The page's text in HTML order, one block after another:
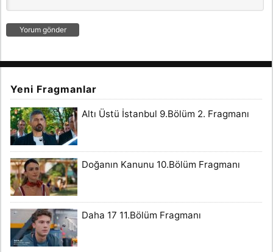
Yeni Fragmanlar
Altı Üstü İstanbul 9.Bölüm 2. Fragmanı
Doğanın Kanunu 10.Bölüm Fragmanı
Daha 17 11.Bölüm Fragmanı